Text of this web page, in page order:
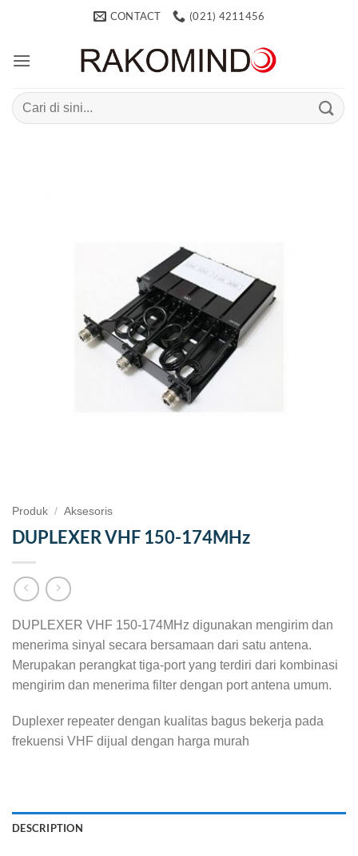
CONTACT (021) 4211456
Search
for:
Produk / Aksesoris
DUPLEXER VHF 150-174MHz
DUPLEXER VHF 150-174MHz digunakan mengirim dan
menerima sinyal secara bersamaan dari satu antena.
Merupakan perangkat tiga-port yang terdiri dari kombinasi
mengirim dan menerima filter dengan port antena umum.
Duplexer repeater dengan kualitas bagus bekerja pada
frekuensi VHF dijual dengan harga murah
DESCRIPTION